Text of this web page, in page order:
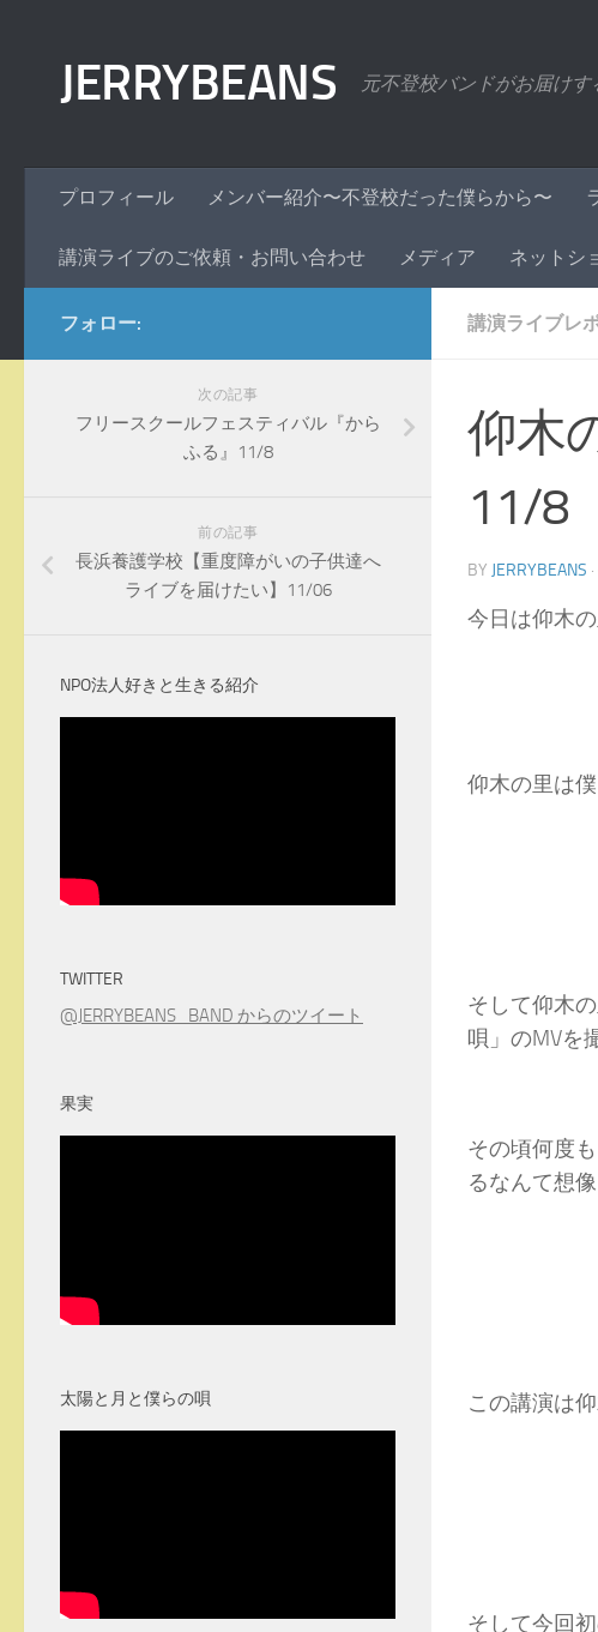
JERRYBEANS 元不登校バンドがお届け
プロフィール メンバー紹介〜不登校だった僕らから〜
講演ライブのご依頼・お問い合わせ メディア ネットシ
講演ライブレ
仰木
11/8
BY JERRYBEANS
今日は仰木
仰木の里は
そして仰木
唄」のMVを
その頃何度
るなんて想
この講演は
そして今回
フォロー:
次の記事
フリースクールフェスティバル『から
ふる』11/8
前の記事
長浜養護学校【重度障がいの子供達へ
ライブを届けたい】11/06
NPO法人好きと生きる紹介
TWITTER
@JERRYBEANS_BAND からのツイート
果実
太陽と月と僕らの唄